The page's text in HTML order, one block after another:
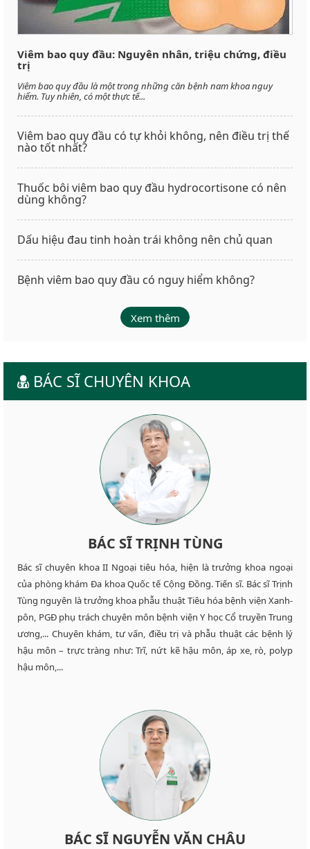
Viêm bao quy đầu: Nguyên nhân, triệu chứng, điều
trị
Viêm bao quy đầu là một trong những căn bệnh nam khoa nguy
hiểm. Tuy nhiên, có một thực tế...
Viêm bao quy đầu có tự khỏi không, nên điều trị thế
nào tốt nhất?
Thuốc bôi viêm bao quy đầu hydrocortisone có nên
dùng không?
Dấu hiệu đau tinh hoàn trái không nên chủ quan
Bệnh viêm bao quy đầu có nguy hiểm không?
Xem thêm
BÁC SĨ CHUYÊN KHOA
BÁC SĨ TRỊNH TÙNG
Bác sĩ chuyên khoa II Ngoại tiêu hóa, hiện là trưởng khoa ngoại
của phòng khám Đa khoa Quốc tế Cộng Đồng. Tiến sĩ. Bác sĩ Trịnh
Tùng nguyên là trưởng khoa phẫu thuật Tiêu hóa bệnh viện Xanh-
pôn, PGĐ phụ trách chuyên môn bệnh viện Y học Cổ truyền Trung
ương,... Chuyên khám, tư vấn, điều trị và phẫu thuật các bệnh lý
hậu môn – trực tràng như: Trĩ, nứt kẽ hậu môn, áp xe, rò, polyp
hậu môn,...
BÁC SĨ NGUYỄN VĂN CHÂU